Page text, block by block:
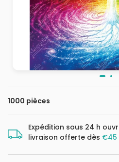
1000 pièces
Expédition sous 24 h
livraison offerte dès €45